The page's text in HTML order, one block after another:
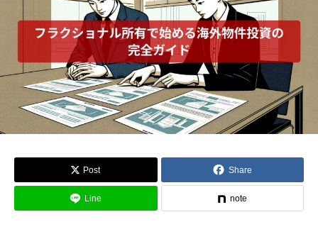
Post Share
Line note